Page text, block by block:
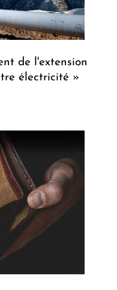
de l'extension
électricité »